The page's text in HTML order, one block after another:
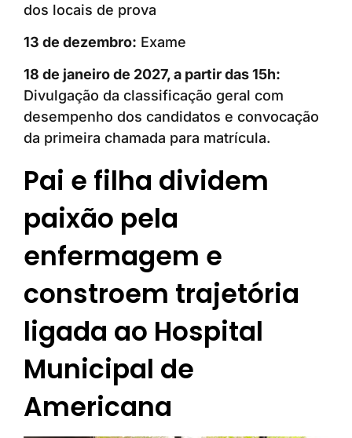
dos locais de prova
13 de dezembro: Exame
18 de janeiro de 2027, a partir das 15h:
Divulgação da classificação geral com
desempenho dos candidatos e convocação
da primeira chamada para matrícula.
Pai e filha dividem
paixão pela
enfermagem e
constroem trajetória
ligada ao Hospital
Municipal de
Americana